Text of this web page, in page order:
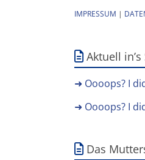
IMPRESSUM |
Aktuell
➜ Oooops? I
➜ Oooops? I
Das